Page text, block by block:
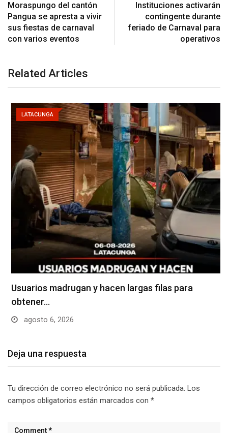
Moraspungo del cantón
Pangua se apresta a vivir
sus fiestas de carnaval
con varios eventos
Instituciones activarán
contingente durante
feriado de Carnaval para
operativos
Related Articles
LATACUNGA
Usuarios madrugan y hacen largas filas para
obtener…
agosto 6, 2026
Deja una respuesta
Tu dirección de correo electrónico no será publicada. Los
campos obligatorios están marcados con *